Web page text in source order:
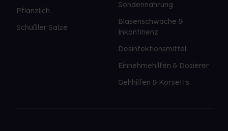
Pflanzlich
Schüßler Salze
Sondennahrung
Blasenschwäche &
Inkontinenz
Desinfektionsmittel
Einnehmehilfen & Dosierer
Gehhilfen & Korsetts